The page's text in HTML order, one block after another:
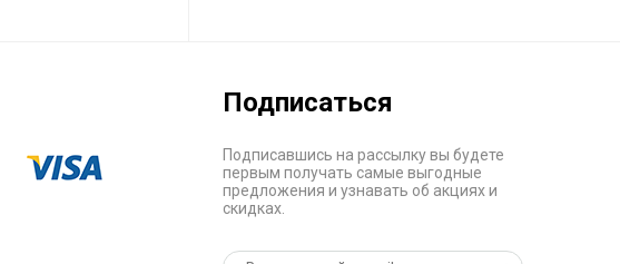
Подписаться
Подписавшись на рассылку вы будете
первым получать самые выгодные
предложения и узнавать об акциях и
скидках.